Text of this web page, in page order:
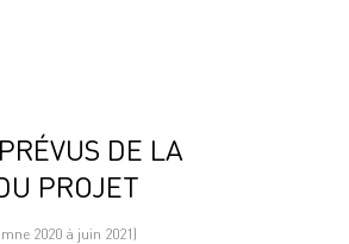
DE LA
PROJET
2020 à juin 2021)